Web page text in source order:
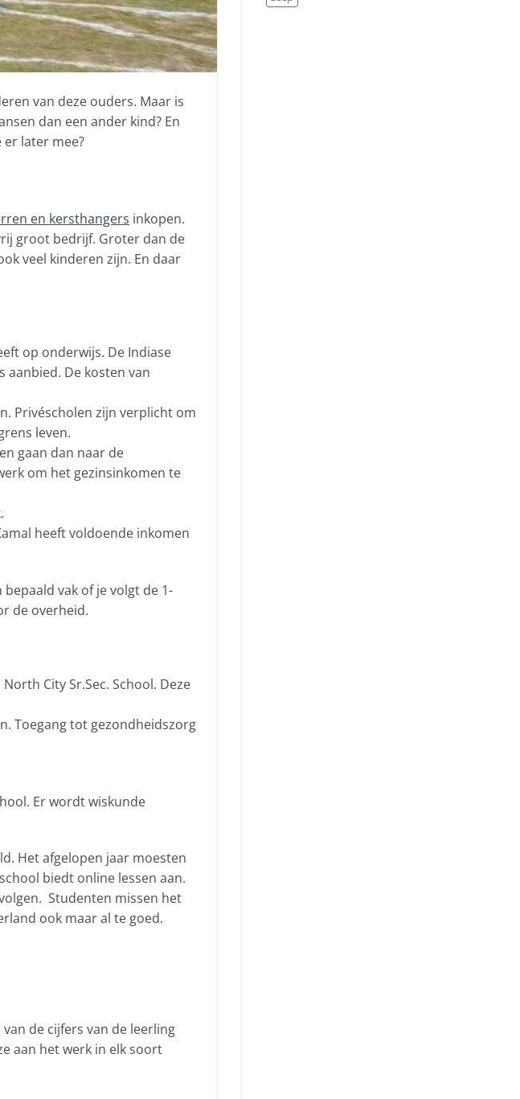
van deze ouders. Maar is
dan een ander kind? En
er later mee?
en kersthangers inkopen.
groot bedrijf. Groter dan de
veel kinderen zijn. En daar
op onderwijs. De Indiase
aanbied. De kosten van
Privéscholen zijn verplicht om
leven.
gaan dan naar de
om het gezinsinkomen te
heeft voldoende inkomen
vak of je volgt de 1-
de overheid.
City Sr.Sec. School. Deze
Toegang tot gezondheidszorg
Er wordt wiskunde
Het afgelopen jaar moesten
biedt online lessen aan.
Studenten missen het
ook maar al te goed.
de cijfers van de leerling
aan het werk in elk soort